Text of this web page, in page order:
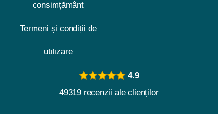
consimțământ
Termeni și condiții de
utilizare
4.9
49319 recenzii ale clienților